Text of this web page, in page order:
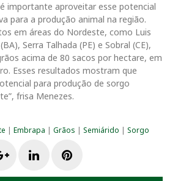
importante aproveitar esse potencial
para a produção animal na região.
em áreas do Nordeste, como Luis
Serra Talhada (PE) e Sobral (CE),
acima de 80 sacos por hectare, em
Esses resultados mostram que
para produção de sorgo
frisa Menezes.
| Embrapa | Grãos | Semiárido | Sorgo
G